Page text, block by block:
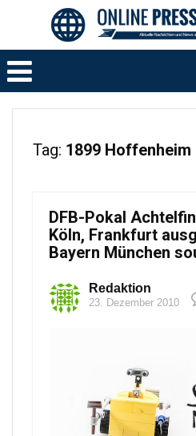
Tag: 1899 Hoffenheim
DFB-Pokal
Köln, Frankfurt
Bayern München
Redaktion
23. Dezember 2010